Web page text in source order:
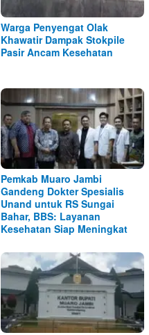
Warga Penyengat Olak
Khawatir Dampak Stokpile
Pasir Ancam Kesehatan
Pemkab Muaro Jambi
Gandeng Dokter Spesialis
Unand untuk RS Sungai
Bahar, BBS: Layanan
Kesehatan Siap Meningkat